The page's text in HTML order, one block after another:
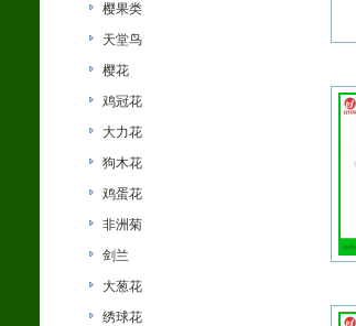
樱果类
天堂鸟
樱花
鸡冠花
大力花
狗木花
鸡蛋花
非洲菊
剑兰
大葱花
绣球花